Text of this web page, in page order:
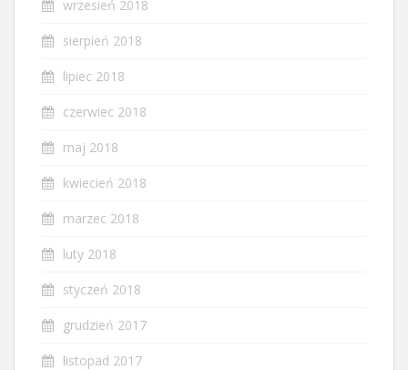
wrzesień 2018
sierpień 2018
lipiec 2018
czerwiec 2018
maj 2018
kwiecień 2018
marzec 2018
luty 2018
styczeń 2018
grudzień 2017
listopad 2017